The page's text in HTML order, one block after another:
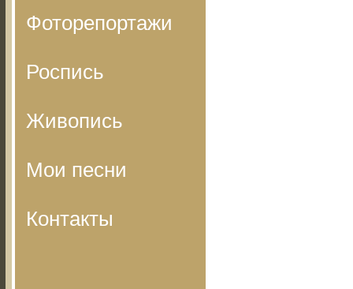
Фоторепортажи
Роспись
Живопись
Мои песни
Контакты